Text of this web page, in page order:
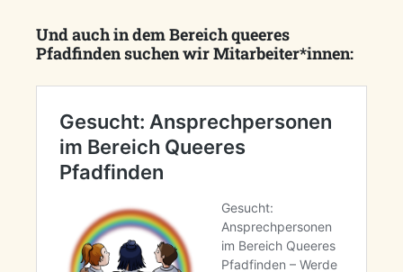
Und auch in dem Bereich queeres
Pfadfinden suchen wir Mitarbeiter*innen: